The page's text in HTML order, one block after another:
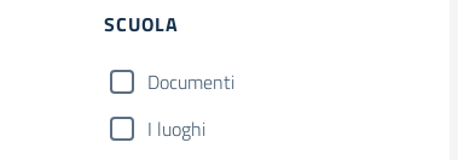
Filtri
SCUOLA
Documenti
I luoghi